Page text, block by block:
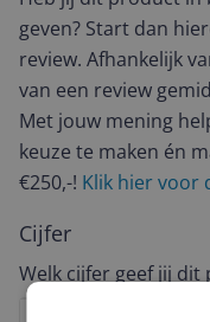
geven? Start dan
review. Afhankelijk
van een review
Met jouw mening
keuze te maken én
€250,-! Klik hier voor
Cijfer
Welk cijfer geef jij dit